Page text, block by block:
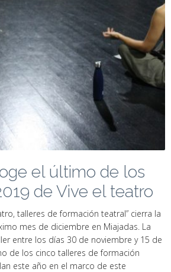
el último de los
de Vive el teatro
talleres de formación teatral” cierra la
mes de diciembre en Miajadas. La
entre los días 30 de noviembre y 15 de
de los cinco talleres de formación
este año en el marco de este